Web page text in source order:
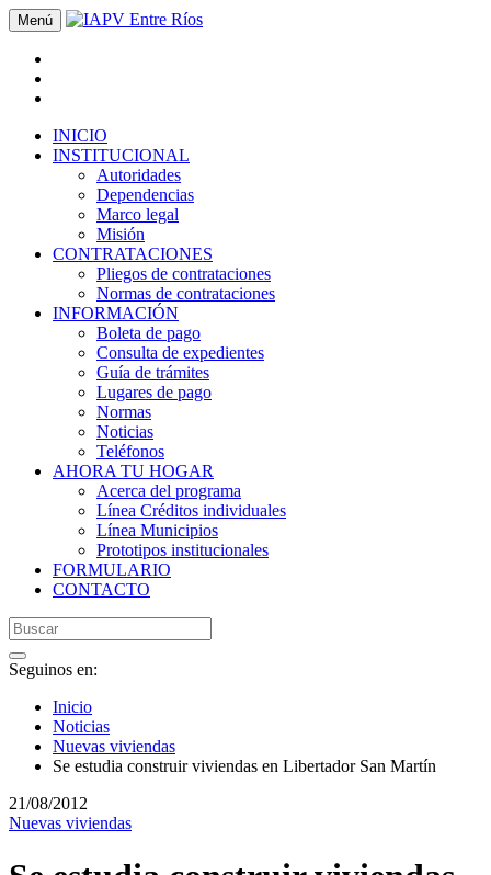
Menú
INICIO
INSTITUCIONAL
Autoridades
Dependencias
Marco legal
Misión
CONTRATACIONES
Pliegos de contrataciones
Normas de contrataciones
INFORMACIÓN
Boleta de pago
Consulta de expedientes
Guía de trámites
Lugares de pago
Normas
Noticias
Teléfonos
AHORA TU HOGAR
Acerca del programa
Línea Créditos individuales
Línea Municipios
Prototipos institucionales
FORMULARIO
CONTACTO
Seguinos en:
Inicio
Noticias
Nuevas viviendas
Se estudia construir viviendas en Libertador San Martín
21/08/2012
Nuevas viviendas